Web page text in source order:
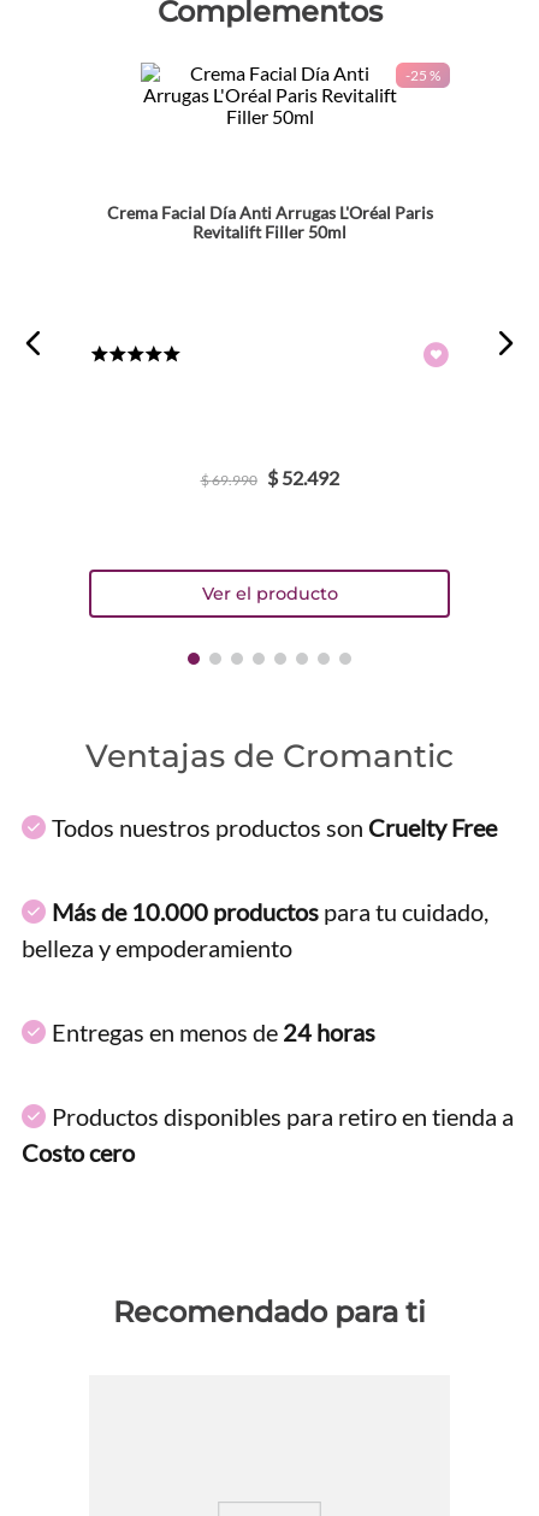
Complementos
-25 %
Crema Facial Día Anti Arrugas L'Oréal Paris
Revitalift Filler 50ml
$69.990 $ 52.492
Ventajas de Cromantic
Todos nuestros productos son Cruelty Free
Más de 10.000 productos para tu cuidado,
belleza y empoderamiento
Entregas en menos de 24 horas
Productos disponibles para retiro en tienda a
Costo cero
Recomendado para ti